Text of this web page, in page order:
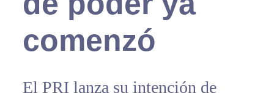
comenzó
El PRI lanza su intención de